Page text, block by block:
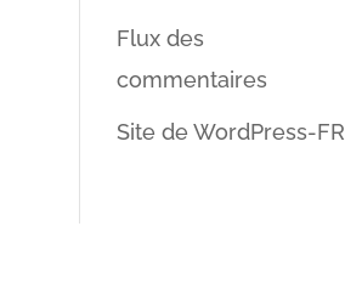
Flux des
commentaires
Site de WordPress-FR